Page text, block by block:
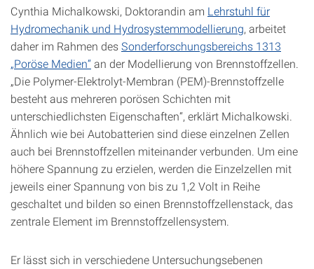
Cynthia Michalkowski, Doktorandin am Lehrstuhl für
Hydromechanik und Hydrosystemmodellierung, arbeitet
daher im Rahmen desSonder­forschungsbereichs 1313
„Poröse Medien“an der Modellierung von Brennstoffzellen.
„Die Polymer-Elektrolyt-Membran (PEM)-Brennstoffzelle
besteht aus mehreren porösen Schichten mit
unterschiedlichsten Eigenschaften“, erklärt Michalkowski.
Ähnlich wie bei Autobatterien sind diese einzelnen Zellen
auch bei Brennstoffzellen miteinander verbunden. Um eine
höhere Spannung zu erzielen, werden die Einzelzellen mit
jeweils einer Spannung von bis zu 1,2 Volt in Reihe
geschaltet und bilden so einen Brennstoffzellenstack, das
zentrale Element im Brennstoffzellensystem.
Er lässt sich in verschiedene Untersuchungsebenen